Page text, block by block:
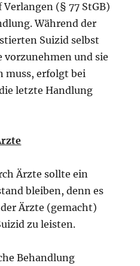
(§ 77 StGB)
Während der
Suizid selbst
vorzunehmen und sie
muss, erfolgt bei
letzte Handlung
Ärzte sollte ein
bleiben, denn es
Ärzte (gemacht)
zu leisten.
Behandlung